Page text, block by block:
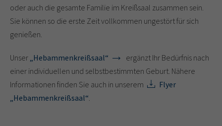
oder auch die gesamte Familie im Kreißsaal zusammen sein.
Sie können so die erste Zeit vollkommen ungestört für sich
genießen.
Unser „Hebammenkreißsaal“
ergänzt Ihr Bedürfnis nach
einer individuellen und selbstbestimmten Geburt. Nähere
Informationen finden Sie auch in unserem
Flyer
„Hebammenkreißsaal“.